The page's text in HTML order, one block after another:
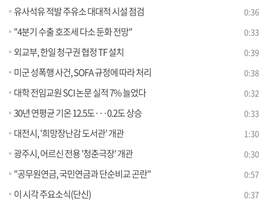
유사석유 적발 주유소 대대적 시설 점검 0:36
"4분기 수출 호조세 다소 둔화 전망" 0:33
외교부, 한일 청구권 협정 TF 설치 0:39
미군 성폭행 사건, SOFA 규정에 따라 처리 0:38
대학 전임교원 SCI 논문 실적 7% 늘었다 0:32
30년 연평균 기온 12.5도···0.2도 상승 0:33
대전시, '희망장난감 도서관' 개관 1:30
광주시, 어르신 전용 '청춘극장' 개관 0:30
"공무원연금, 국민연금과 단순비교 곤란" 0:57
이 시각 주요소식(단신) 0:37